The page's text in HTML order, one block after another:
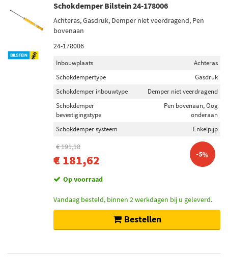
Schokdemper Bilstein 24-178006
Achteras, Gasdruk, Demper niet veerdragend, Pen
bovenaan
24-178006
Inbouwplaats
Achteras
Schokdempertype
Gasdruk
Schokdemper inbouwtype
Demper niet veerdragend
Schokdemper
bevestigingstype
Pen bovenaan, Oog
onderaan
Schokdemper systeem
Enkelpijp
€ 191,18
€ 181,62 -5%
Op voorraad
Vandaag besteld, binnen 2 werkdagen bij u geleverd.
Bestellen